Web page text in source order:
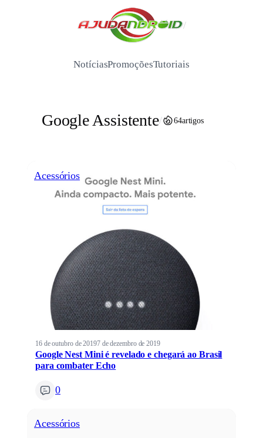
/
NotíciasPromoçõesTutoriais
Google Assistente/ 64artigos
Acessórios
16 de outubro de 20197 de dezembro de 2019
Google Nest Mini é revelado e chegará ao Brasil
para combater Echo
0
Acessórios